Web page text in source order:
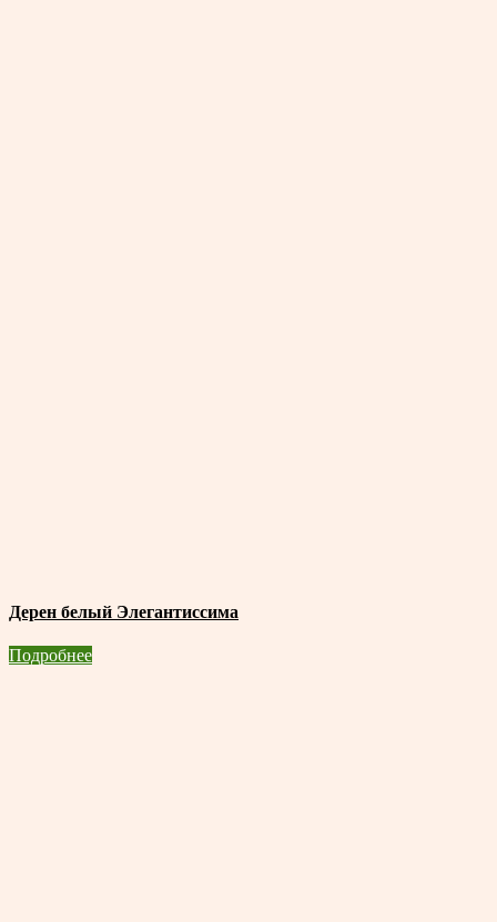
Дерен белый Элегантиссима
Подробнее